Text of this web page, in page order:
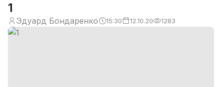
1
Эдуард Бондаренко 15:30 12.10.20 1283